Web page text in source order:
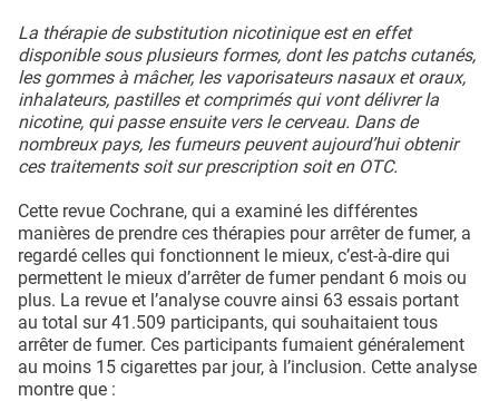
La thérapie de substitution nicotinique est en effet
disponible sous plusieurs formes, dont les patchs cutanés,
les gommes à mâcher, les vaporisateurs nasaux et oraux,
inhalateurs, pastilles et comprimés qui vont délivrer la
nicotine, qui passe ensuite vers le cerveau. Dans de
nombreux pays, les fumeurs peuvent aujourd’hui obtenir
ces traitements soit sur prescription soit en OTC.
Cette revue Cochrane, qui a examiné les différentes
manières de prendre ces thérapies pour arrêter de fumer, a
regardé celles qui fonctionnent le mieux, c’est-à-dire qui
permettent le mieux d’arrêter de fumer pendant 6 mois ou
plus. La revue et l’analyse couvre ainsi 63 essais portant
au total sur 41.509 participants, qui souhaitaient tous
arrêter de fumer. Ces participants fumaient généralement
au moins 15 cigarettes par jour, à l’inclusion. Cette analyse
montre que :